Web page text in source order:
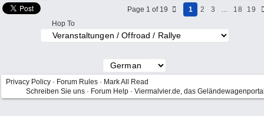
Page 1 of 19 1 2 3 … 18
19
Hop To
Privacy Policy · Forum Rules · Mark All Read
Schreiben Sie uns · Forum Help · Viermalvier.de, das